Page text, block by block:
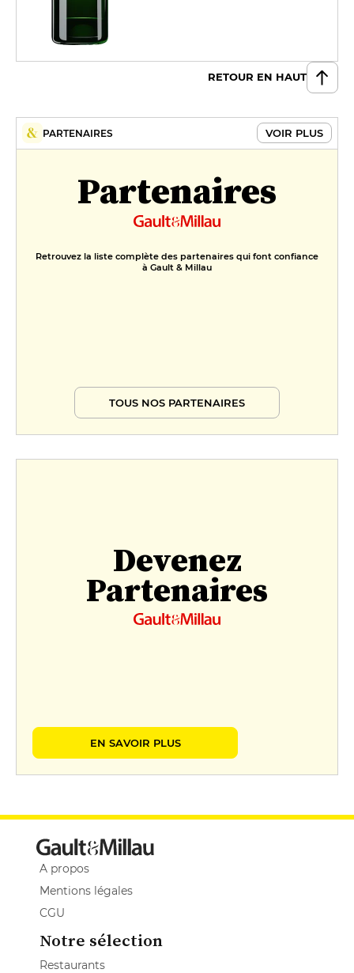
RETOUR EN HAUT
PARTENAIRES VOIR PLUS
Partenaires
Retrouvez la liste complète des partenaires qui font confiance
à Gault & Millau
TOUS NOS PARTENAIRES
Devenez
Partenaires
EN SAVOIR PLUS
A propos
Mentions légales
CGU
Notre sélection
Restaurants